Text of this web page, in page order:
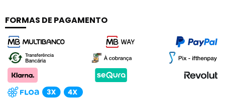
FORMAS DE PAGAMENTO